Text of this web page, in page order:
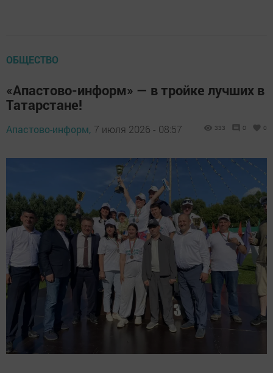
ОБЩЕСТВО
«Апастово-информ» — в тройке лучших в
Татарстане!
Апастово-информ, 7 июля 2026 - 08:57 333 0 0